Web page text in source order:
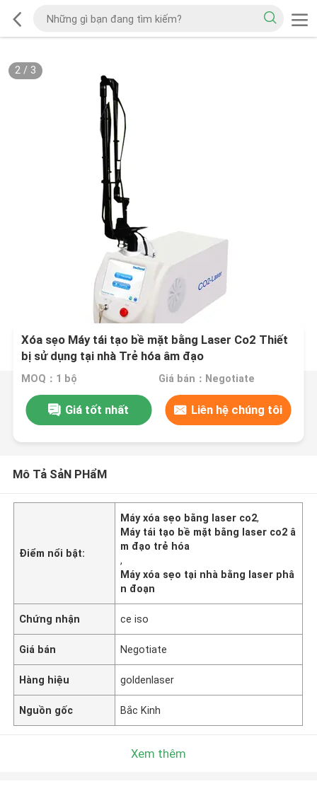
2/ 3
Xóa sẹo Máy tái tạo bề mặt bằng Laser Co2 Thiết
bị sử dụng tại nhà Trẻ hóa âm đạo
MOQ：1 bộ Giá bán：Negotiate
Giá tốt nhất Liên hệ chúng tôi
Mô Tả SảN PHẩM
Điểm nổi bật:
Máy xóa sẹo bằng laser co2,
Máy tái tạo bề mặt bằng laser co2 â
m đạo trẻ hóa
,
Máy xóa sẹo tại nhà bằng laser phâ
n đoạn
Chứng nhận ce iso
Giá bán Negotiate
Hàng hiệu goldenlaser
Nguồn gốc Bắc Kinh
Xem thêm